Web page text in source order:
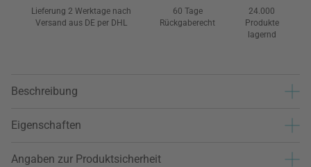
Lieferung 2 Werktage nach
Versand aus DE per DHL
60 Tage
Rückgaberecht
24.000
Produkte
lagernd
Beschreibung
Eigenschaften
Angaben zur Produktsicherheit